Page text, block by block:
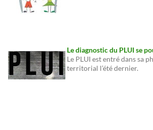
Le diagnostic du PLUI se
Le PLUI est entré dans sa
territorial l’été dernier.